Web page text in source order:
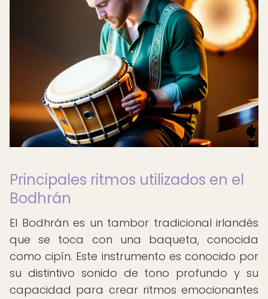
Principales ritmos utilizados en el
Bodhrán
El Bodhrán es un tambor tradicional irlandés
que se toca con una baqueta, conocida
como cipín. Este instrumento es conocido por
su distintivo sonido de tono profundo y su
capacidad para crear ritmos emocionantes